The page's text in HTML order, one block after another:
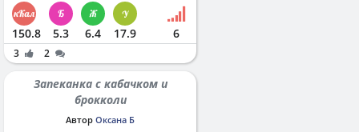
150.8 5.3 6.4 17.9 6
3 2
Запеканка с кабачком и
брокколи
Автор Оксана Б